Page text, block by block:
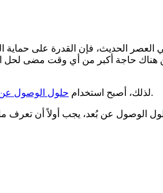
العصر الحديث، فإن القدرة على
هناك حاجة أكبر من أي وقت مضى لحل
لذلك، أصبح استخدام حلول الوصول عن ، التي تساعد في معالجة جميع التحديات المذكورة أعلاه، طريقة أساسية للشركات العاملة في مجموعة من القطاعات والصناعات.
الوصول عن بُعد، يجب أولاً أن تعرف